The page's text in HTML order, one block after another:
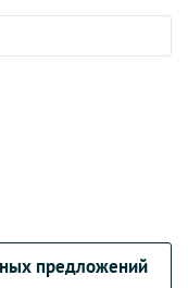
предложений